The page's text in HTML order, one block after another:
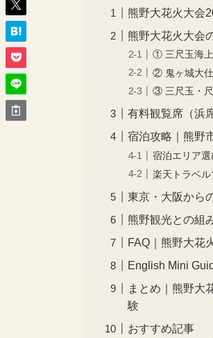
熊野大花火大会
熊野大花火大会
① 三尺玉海
② 鬼ヶ城大
③ 三尺玉・
有料観覧席（浜
宿泊攻略｜熊野
宿泊エリア選
楽天トラベ
東京・大阪から
熊野観光との組
FAQ｜熊野大花
English Mini
まとめ｜熊野大
験
おすすめ記事